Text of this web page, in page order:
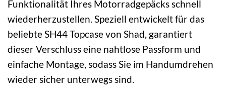
Funktionalität Ihres Motorradgepäcks schnell
wiederherzustellen. Speziell entwickelt für das
beliebte SH44 Topcase von Shad, garantiert
dieser Verschluss eine nahtlose Passform und
einfache Montage, sodass Sie im Handumdrehen
wieder sicher unterwegs sind.